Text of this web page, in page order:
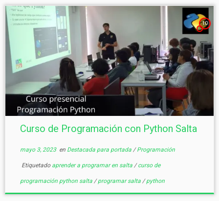
10
Curso de Programación con Python Salta
mayo 3, 2023en Destacada para portada /Programación
Etiquetado aprender a programar en salta /curso de
programación python salta /programar salta /python